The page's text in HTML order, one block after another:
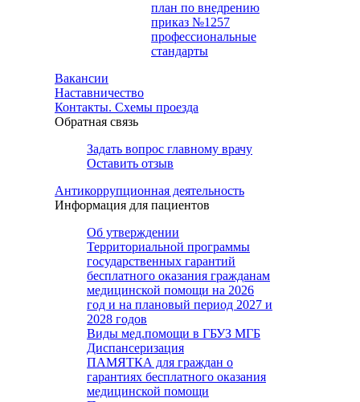
план по внедрению
приказ №1257
профессиональные
стандарты
Вакансии
Наставничество
Контакты. Схемы проезда
Обратная связь
Задать вопрос главному врачу
Оставить отзыв
Антикоррупционная деятельность
Информация для пациентов
Об утверждении
Территориальной программы
государственных гарантий
бесплатного оказания гражданам
медицинской помощи на 2026
год и на плановый период 2027 и
2028 годов
Виды мед.помощи в ГБУЗ МГБ
Диспансеризация
ПАМЯТКА для граждан о
гарантиях бесплатного оказания
медицинской помощи